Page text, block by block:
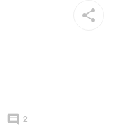
share
insert_comment 2